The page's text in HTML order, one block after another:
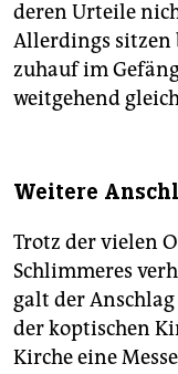
deren Urteile
Allerdings sitzen
zuhauf im
weitgehend
Weitere
Trotz der vielen
Schlimmeres
galt der
der koptischen
Kirche eine